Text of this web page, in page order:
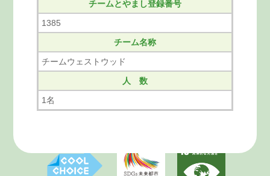
チームとやまし登録番号
1385
チーム名称
チームウェストウッド
人 数
1名